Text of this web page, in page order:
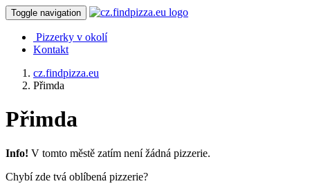
Toggle navigation
Pizzerky v okolí
Kontakt
cz.findpizza.eu
Přimda
Přimda
Info! V tomto městě zatím není žádná pizzerie.
Chybí zde tvá oblíbená pizzerie?